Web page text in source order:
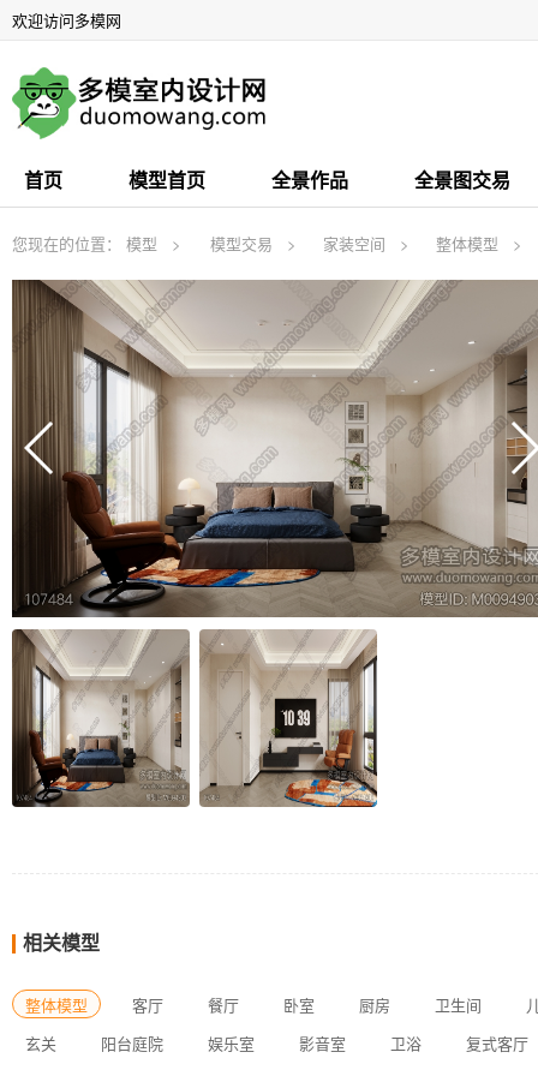
欢迎访问多模网
首页 模型首页 全景作品 全景图交易
您现在的位置： 模型 模型交易 家装空间 整体模型
相关模型
整体模型 客厅 餐厅 卧室 厨房 卫生间
玄关
阳台庭院 娱乐室 影音室 卫浴 复式客厅